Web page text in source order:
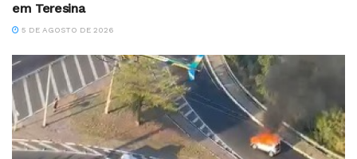
em Teresina
5 DE AGOSTO DE 2026